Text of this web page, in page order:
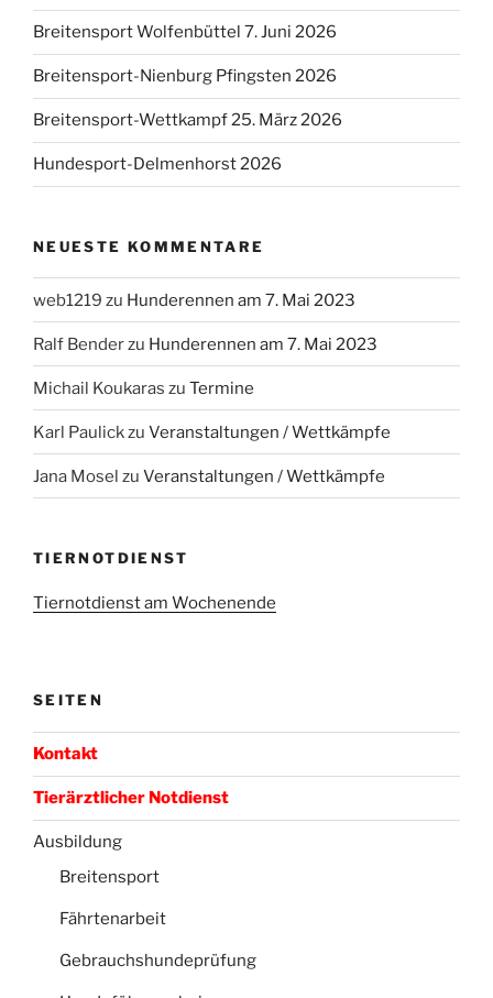
Breitensport Wolfenbüttel 7. Juni 2026
Breitensport-Nienburg Pfingsten 2026
Breitensport-Wettkampf 25. März 2026
Hundesport-Delmenhorst 2026
NEUESTE KOMMENTARE
web1219 zu Hunderennen am 7. Mai 2023
Ralf Benderzu Hunderennen am 7. Mai 2023
Michail Koukaras zu Termine
Karl Paulickzu Veranstaltungen / Wettkämpfe
Jana Mosel zu Veranstaltungen / Wettkämpfe
TIERNOTDIENST
Tiernotdienst am Wochenende
SEITEN
Kontakt
Tierärztlicher Notdienst
Ausbildung
Breitensport
Fährtenarbeit
Gebrauchshundeprüfung